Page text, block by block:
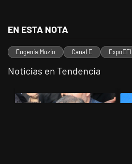
EN ESTA NOTA
Eugenia Muzio Canal E
Noticias en Tendencia
Un artículo de tendencia con el títuloUn